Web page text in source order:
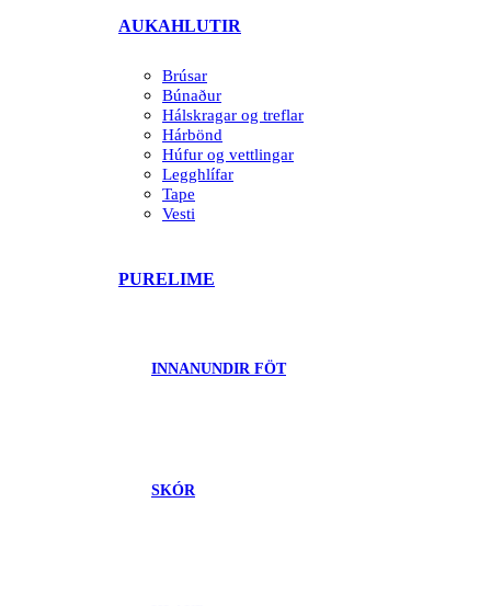
AUKAHLUTIR
Brúsar
Búnaður
Hálskragar og treflar
Hárbönd
Húfur og vettlingar
Legghlífar
Tape
Vesti
PURELIME
INNANUNDIR FÖT
SKÓR